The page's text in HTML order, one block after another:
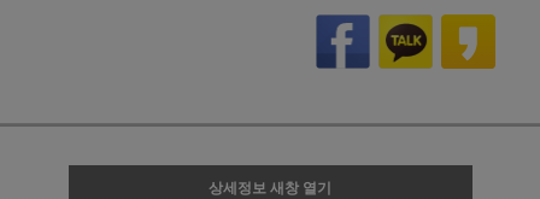
상세정보 새창 열기